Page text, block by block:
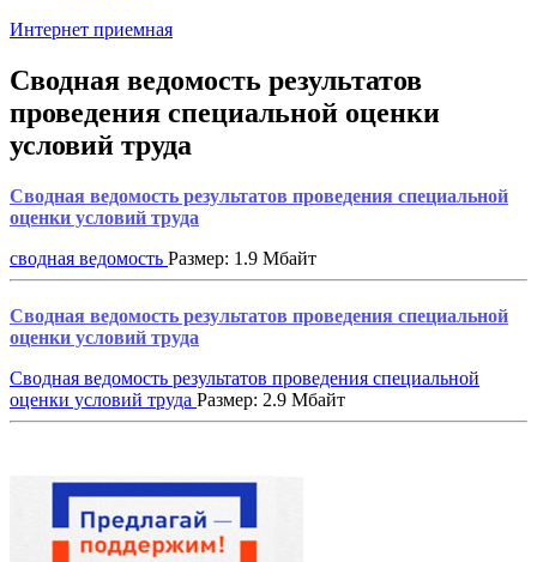
Интернет приемная
Сводная ведомость результатов
проведения специальной оценки
условий труда
Сводная ведомость результатов проведения специальной
оценки условий труда
сводная ведомость Размер: 1.9 Мбайт
Сводная ведомость результатов проведения специальной
оценки условий труда
Сводная ведомость результатов проведения специальной
оценки условий труда Размер: 2.9 Мбайт